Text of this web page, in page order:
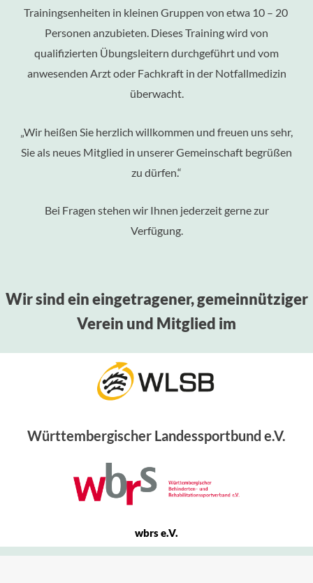
Trainingsenheiten in kleinen Gruppen von etwa 10 – 20
Personen anzubieten. Dieses Training wird von
qualifizierten Übungsleitern durchgeführt und vom
anwesenden Arzt oder Fachkraft in der Notfallmedizin
überwacht.
„Wir heißen Sie herzlich willkommen und freuen uns sehr,
Sie als neues Mitglied in unserer Gemeinschaft begrüßen
zu dürfen.“
Bei Fragen stehen wir Ihnen jederzeit gerne zur
Verfügung.
Wir sind ein eingetragener, gemeinnütziger
Verein und Mitglied im
Württembergischer Landessportbund e.V.
wbrs e.V.